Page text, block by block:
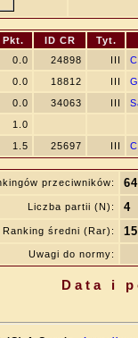
Pkt. ID CR
Tyt.
0.0 24898 III
0.0 18812 III
0.0 34063 III
1.0
1.5 25697 III
przeciwników:
Liczba partii (N): 4
Ranking średni (Rar):
Uwagi do normy:
Data i